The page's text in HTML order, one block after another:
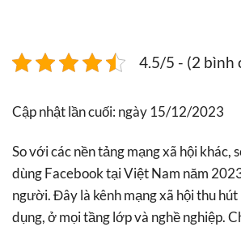
4.5/5 - (2 bình
Cập nhật lần cuối: ngày 15/12/2023
So với các nền tảng mạng xã hội khác,
dùng Facebook tại Việt Nam năm
người. Đây là kênh mạng xã hội thu
dụng, ở mọi tầng lớp và nghề nghiệp.